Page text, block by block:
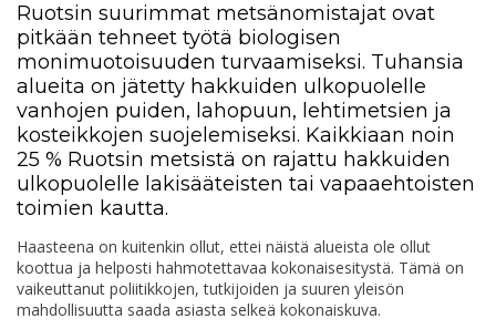
Ruotsin suurimmat metsänomistajat ovat
pitkään tehneet työtä biologisen
monimuotoisuuden turvaamiseksi. Tuhansia
alueita on jätetty hakkuiden ulkopuolelle
vanhojen puiden, lahopuun, lehtimetsien ja
kosteikkojen suojelemiseksi. Kaikkiaan noin
25 % Ruotsin metsistä on rajattu hakkuiden
ulkopuolelle lakisääteisten tai vapaaehtoisten
toimien kautta.
Haasteena on kuitenkin ollut, ettei näistä alueista ole ollut
koottua ja helposti hahmotettavaa kokonaisesitystä. Tämä on
vaikeuttanut poliitikkojen, tutkijoiden ja suuren yleisön
mahdollisuutta saada asiasta selkeä kokonaiskuva.